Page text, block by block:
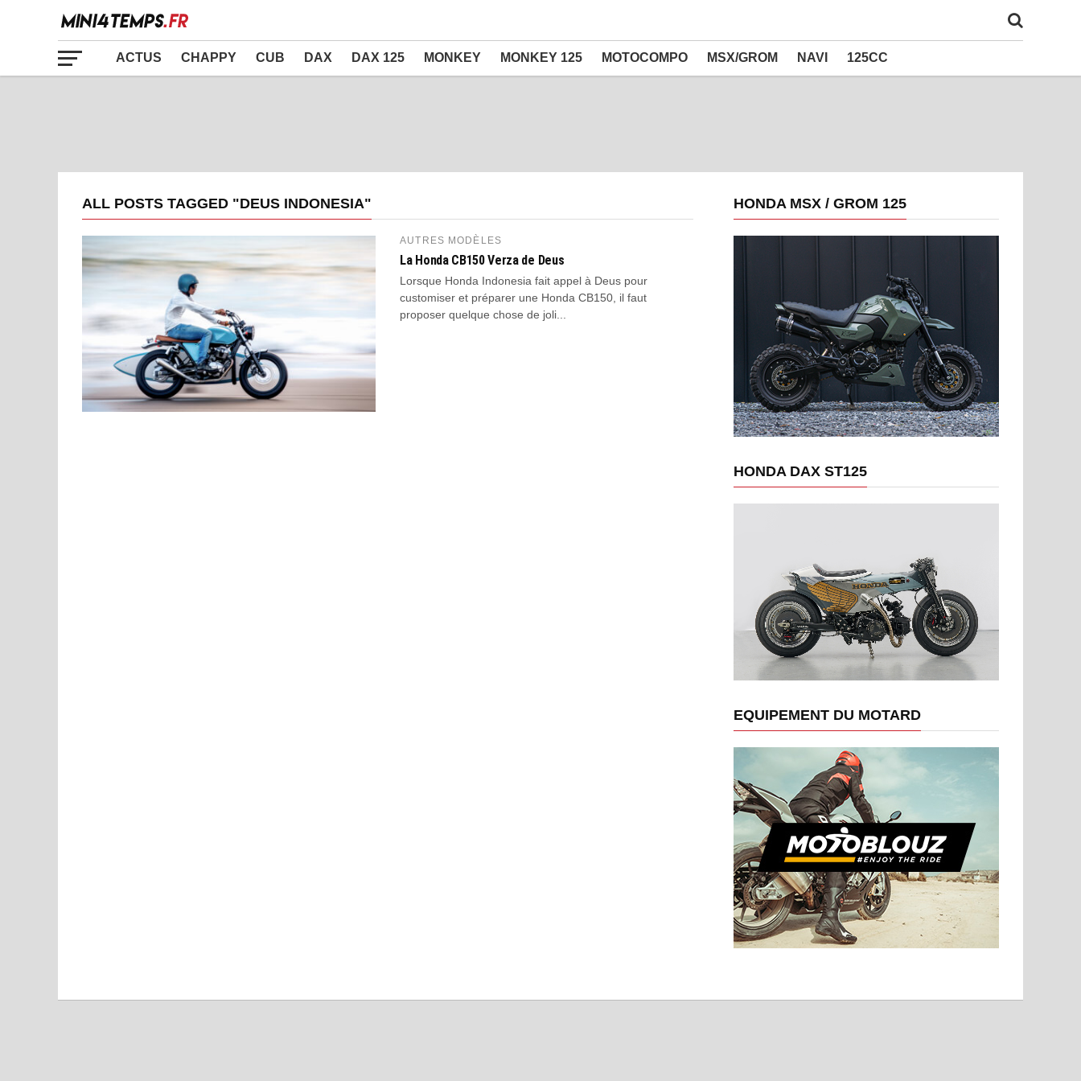
ACTUS CHAPPY CUB DAX DAX 125 MONKEY MONKEY 125 MOTOCOMPO MSX/GROM NAVI 125CC
ALL POSTS TAGGED "DEUS INDONESIA"
AUTRES MODÈLES
La Honda CB150 Verza de Deus
Lorsque Honda Indonesia fait appel à Deus pour
customiser et préparer une Honda CB150, il faut
proposer quelque chose de joli...
HONDA MSX / GROM 125
HONDA DAX ST125
EQUIPEMENT DU MOTARD